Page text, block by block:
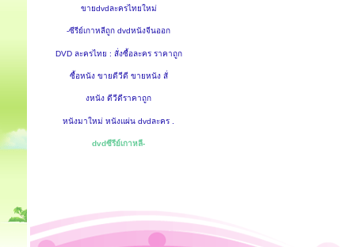
ขายdvdละครไทยใหม่
-ซีรีย์เกาหลีถูก dvdหนังจีนออก
DVD ละครไทย : สั่งซื้อละคร ราคาถูก
ซื้อหนัง ขายดีวีดี ขายหนัง สั่
งหนัง ดีวีดีราคาถูก
หนังมาใหม่ หนังแผ่น dvdละคร .
dvdซีรีย์เกาหลี-